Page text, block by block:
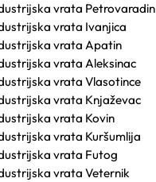
vrata Petrovaradin
vrata Ivanjica
vrata Apatin
vrata Aleksinac
vrata Vlasotince
vrata Knjaževac
vrata Kovin
vrata Kuršumlija
vrata Futog
vrata Veternik